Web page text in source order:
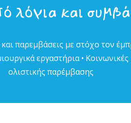
λόγια και
παρεµβάσεις µε στόχο τον
εργαστήρια • Κοινωνικές
ολιστικής παρέµβασης